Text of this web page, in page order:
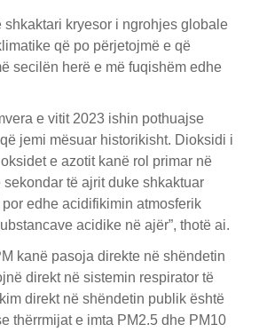
shkaktari kryesor i ngrohjes globale
që po përjetojmë e që
secilën herë e më fuqishëm edhe
e vitit 2023 ishin pothuajse
jemi mësuar historikisht. Dioksidi i
e azotit kanë rol primar në
të ajrit duke shkaktuar
edhe acidifikimin atmosferik
acidike në ajër”, thotë ai.
kanë pasoja direkte në shëndetin
direkt në sistemin respirator të
direkt në shëndetin publik është
thërrmijat e imta PM2.5 dhe PM10